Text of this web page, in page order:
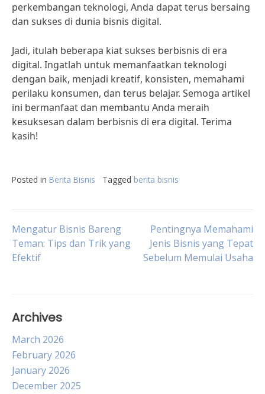
perkembangan teknologi, Anda dapat terus bersaing
dan sukses di dunia bisnis digital.
Jadi, itulah beberapa kiat sukses berbisnis di era
digital. Ingatlah untuk memanfaatkan teknologi
dengan baik, menjadi kreatif, konsisten, memahami
perilaku konsumen, dan terus belajar. Semoga artikel
ini bermanfaat dan membantu Anda meraih
kesuksesan dalam berbisnis di era digital. Terima
kasih!
Posted in Berita Bisnis Tagged berita bisnis
Post
navigation
Mengatur Bisnis Bareng
Teman: Tips dan Trik yang
Efektif
Pentingnya Memahami
Jenis Bisnis yang Tepat
Sebelum Memulai Usaha
Archives
March 2026
February 2026
January 2026
December 2025